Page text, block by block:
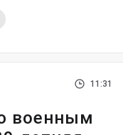
11:31
военным